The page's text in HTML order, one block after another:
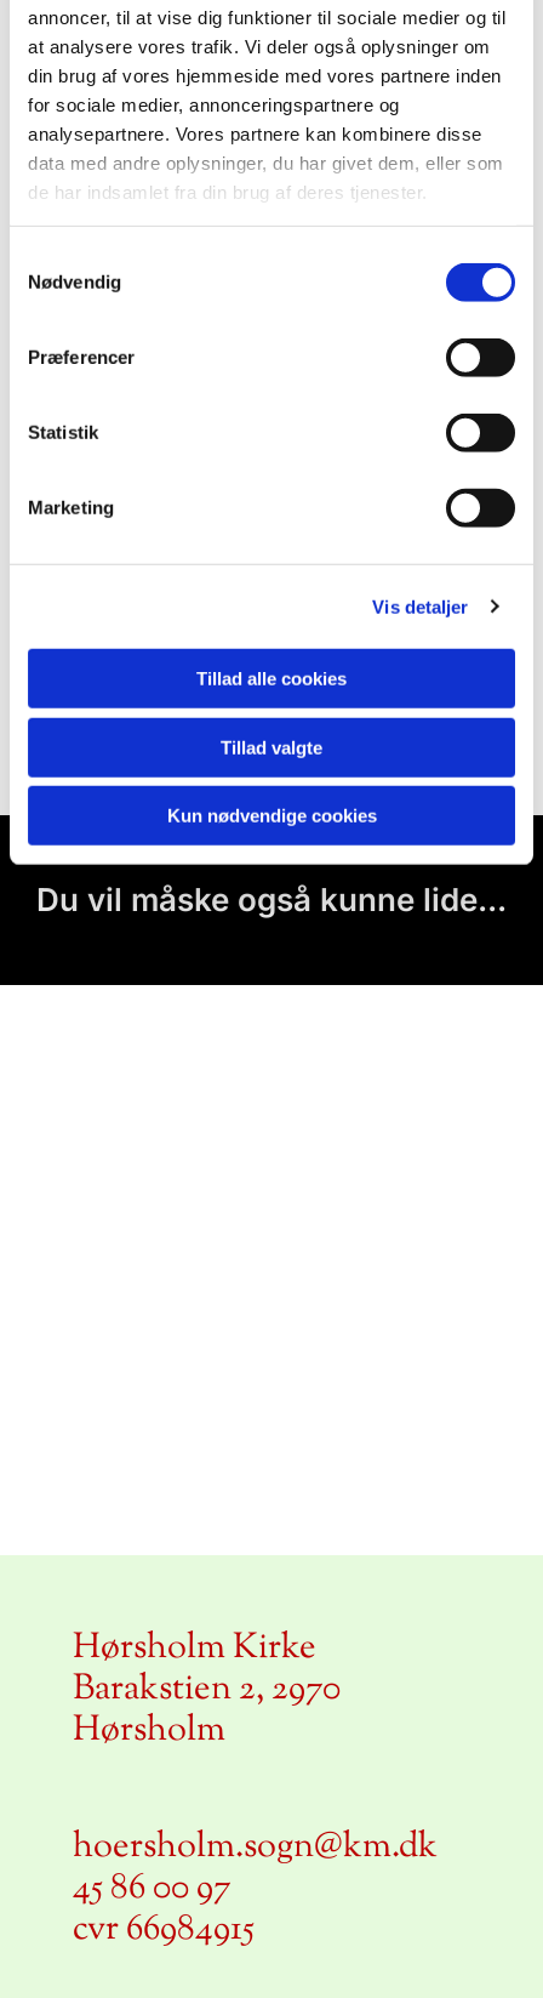
annoncer, til at vise dig funktioner til sociale medier og til
at analysere vores trafik. Vi deler også oplysninger om
din brug af vores hjemmeside med vores partnere inden
for sociale medier, annonceringspartnere og
analysepartnere. Vores partnere kan kombinere disse
data med andre oplysninger, du har givet dem, eller som
de har indsamlet fra din brug af deres tjenester.
Nødvendig
Præferencer
Statistik
Marketing
Vis detaljer
Tillad alle cookies
Tillad valgte
Kun nødvendige cookies
Du vil måske også kunne lide...
Hørsholm Kirke
Barakstien 2, 2970
Hørsholm
hoersholm.sogn@km.dk
45 86 00 97
cvr 66984915